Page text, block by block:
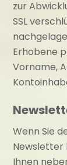
zur
SSL
Erhobene
Vorname,
Wenn Sie
Newsletter
Ihnen